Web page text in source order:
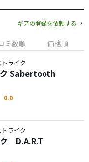
ギアの登録を依頼する
ミ数順 価格順
ライク
ク Sabertooth
0.0
ライク
D.A.R.T